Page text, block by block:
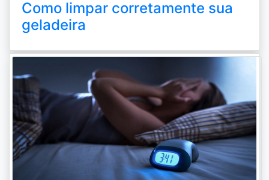
Como limpar corretamente sua
geladeira